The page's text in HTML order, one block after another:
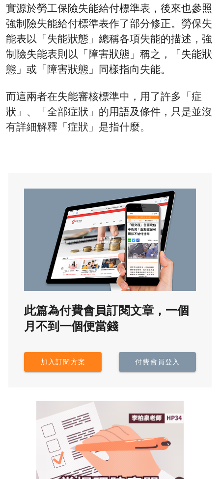
實源於勞工保險失能給付標準表，後來也參照
強制險失能給付標準表作了部分修正。勞保失
能表以「失能狀態」總稱各項失能的描述，強
制險失能表則以「障害狀態」稱之，「失能狀
態」或「障害狀態」同樣指向失能。
而這兩者在失能審核標準中，用了許多「症
狀」、「全部症狀」的用語及條件，只是並沒
有詳細解釋「症狀」是指什麼。
此篇為付費會員訂閱文章，一個
月不到一個便當錢
加入訂閱方案 付費會員登入